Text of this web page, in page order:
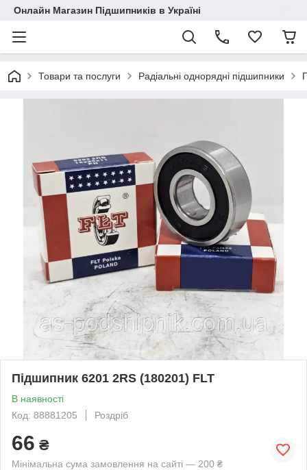
Онлайн Магазин Підшипників в Україні
Товари та послуги Радіальні однорядні підшипники
Підшипник 6201 2RS (180201) FLT
В наявності
Код: 88881205
Роздріб
66 ₴
Мінімальна сума замовлення на сайті — 200 ₴